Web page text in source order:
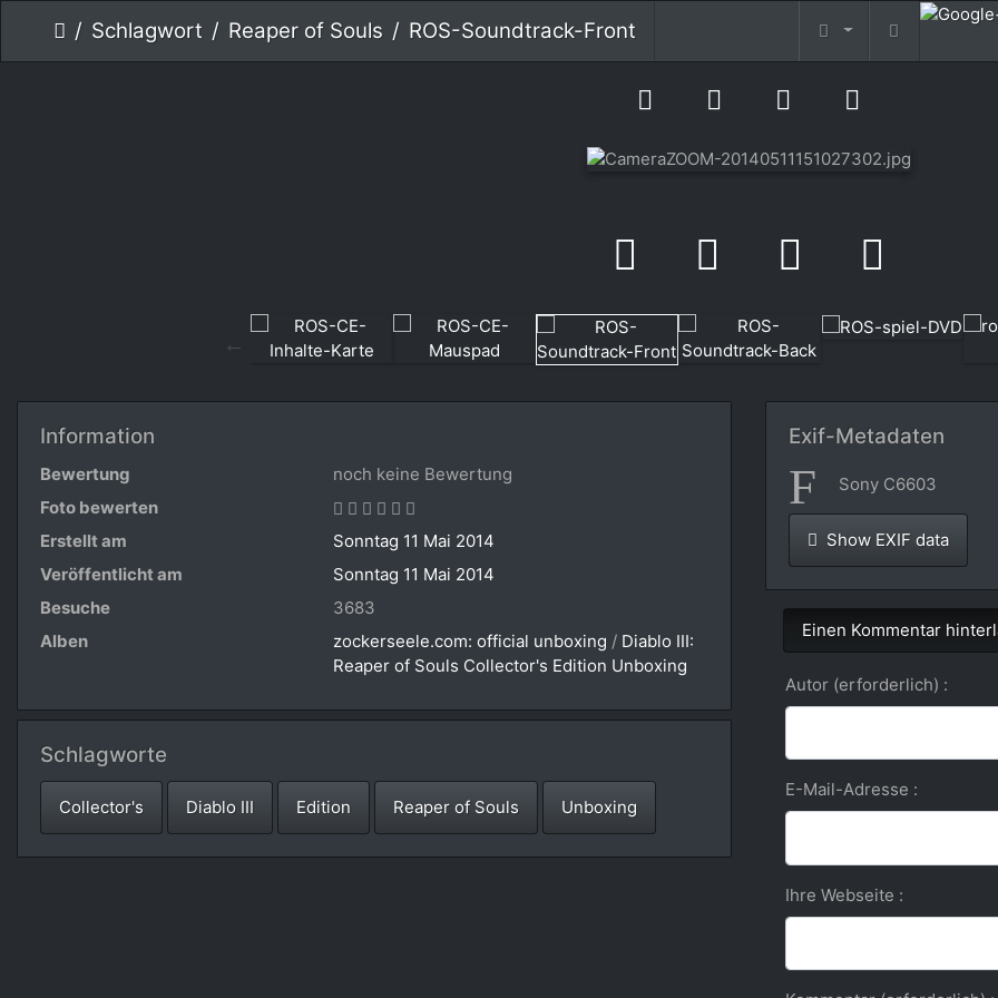
Schlagwort Reaper of Souls ROS-Soundtrack-Front
Information
Bewertung
noch keine Bewertung
Foto bewerten
Erstellt am
Sonntag 11 Mai 2014
Veröffentlicht am
Sonntag 11 Mai 2014
Besuche
3683
Alben
zockerseele.com: official unboxing / Diablo III:
Reaper of Souls Collector's Edition Unboxing
Schlagworte
Collector's Diablo III Edition Reaper of Souls Unboxing
Exif-Metadaten
Sony C6603
Show EXIF data
Einen Kommentar
Autor (erforderlich) :
E-Mail-Adresse :
Ihre Webseite :